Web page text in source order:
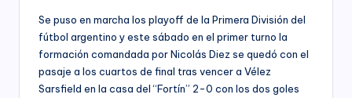
Se puso en marcha los playoff de la Primera División del
fútbol argentino y este sábado en el primer turno la
formación comandada por Nicolás Diez se quedó con el
pasaje a los cuartos de final tras vencer a Vélez
Sarsfield en la casa del “Fortín” 2-0 con los dos goles